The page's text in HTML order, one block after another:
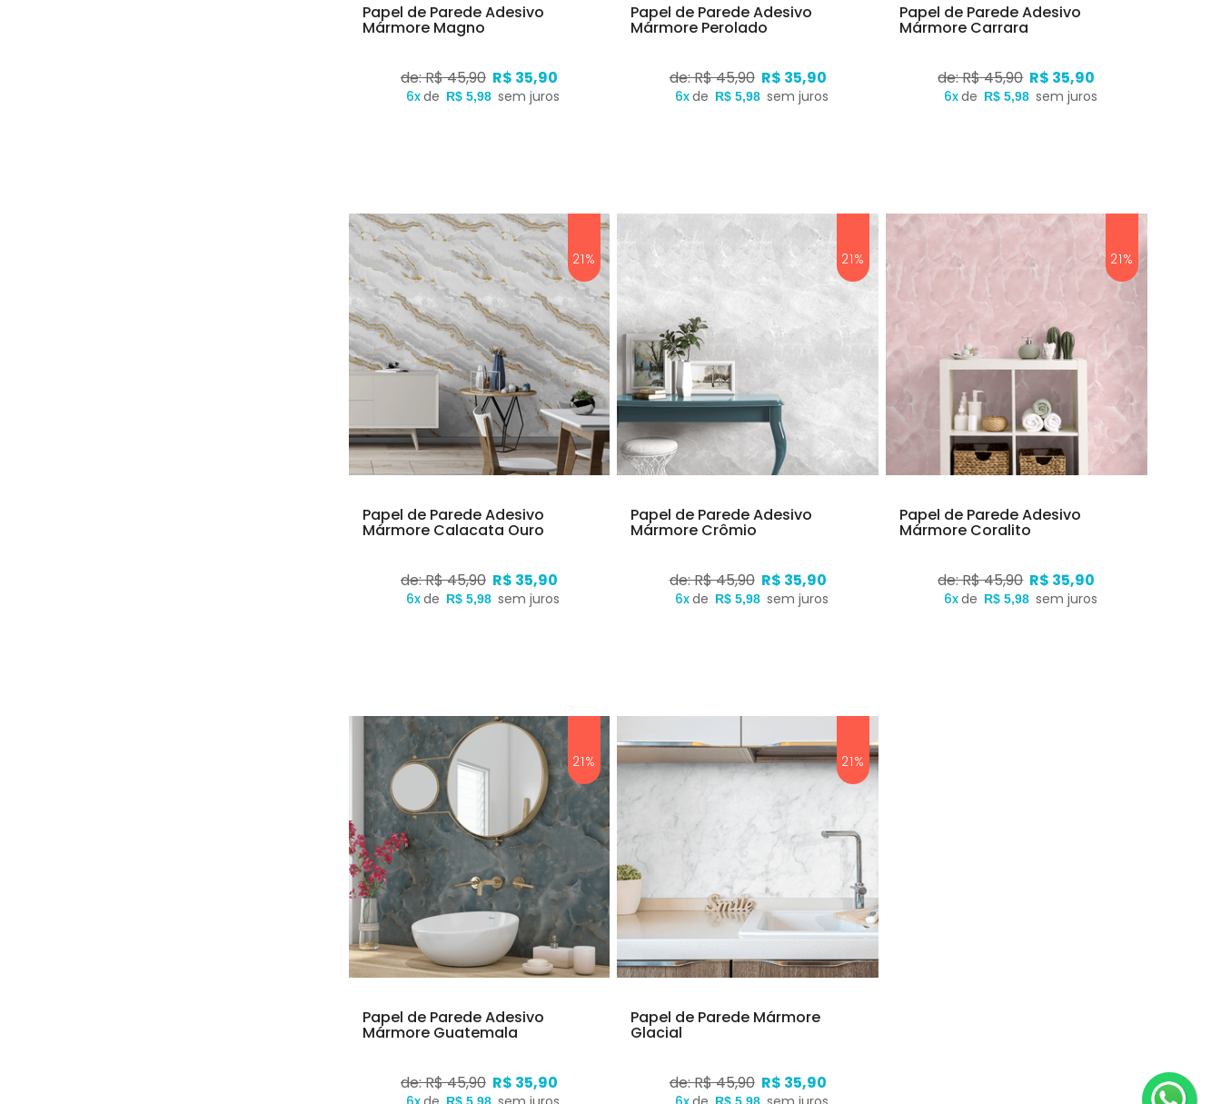
Papel de Parede Adesivo
Mármore Magno
de: R$ 45,90 R$ 35,90
6xde R$ 5,98 sem juros
Papel de Parede Adesivo
Mármore Perolado
de: R$ 45,90 R$ 35,90
6xde R$ 5,98 sem juros
Papel de Parede Adesivo
Mármore Carrara
de: R$ 45,90 R$ 35,90
6xde R$ 5,98 sem juros
21%
Papel de Parede Adesivo
Mármore Calacata Ouro
de: R$ 45,90 R$ 35,90
6xde R$ 5,98 sem juros
21%
Papel de Parede Adesivo
Mármore Crômio
de: R$ 45,90 R$ 35,90
6xde R$ 5,98 sem juros
21%
Papel de Parede Adesivo
Mármore Coralito
de: R$ 45,90 R$ 35,90
6xde R$ 5,98 sem juros
21%
Papel de Parede Adesivo
Mármore Guatemala
de: R$ 45,90 R$ 35,90
R$ 5,98
21%
Papel de Parede Mármore
Glacial
de: R$ 45,90 R$ 35,90
R$ 5,98